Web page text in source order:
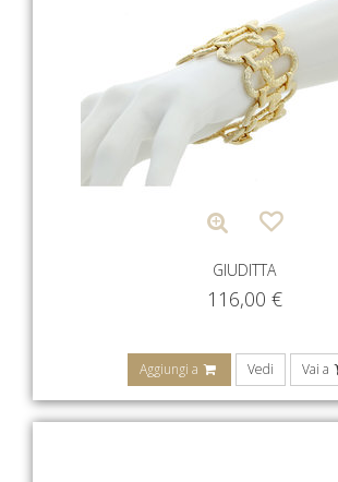
GIUDITTA
116,00 €
Aggiungi a Vedi Vai a